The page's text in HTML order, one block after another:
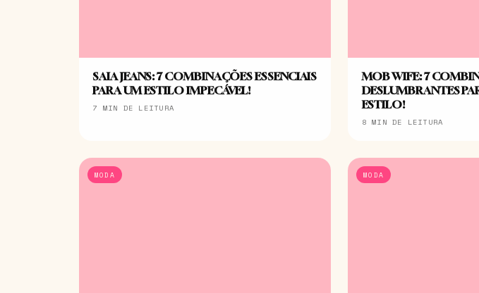
SAIA JEANS: 7 COMBINAÇÕES ESSENCIAIS
PARA UM ESTILO IMPECÁVEL!
7 MIN DE LEITURA
MOB WIFE: 7
DESLUMBRANTES
ESTILO!
8 MIN DE LEITURA
MODA MODA